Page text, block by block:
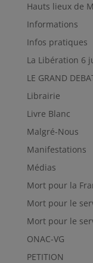
Hauts lieux de
Informations
Infos pratiques
La Libération 6
LE GRAND
Librairie
Livre Blanc
Malgré-Nous
Manifestations
Médias
Mort pour la
Mort pour le
Mort pour le
ONAC-VG
PETITION